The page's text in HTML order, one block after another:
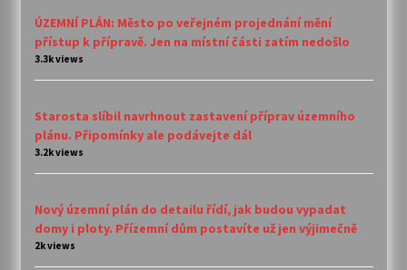
ÚZEMNÍ PLÁN: Město po veřejném projednání mění
přístup k přípravě. Jen na místní části zatím nedošlo
3.3k views
Starosta slíbil navrhnout zastavení příprav územního
plánu. Připomínky ale podávejte dál
3.2k views
Nový územní plán do detailu řídí, jak budou vypadat
domy i ploty. Přízemní dům postavíte už jen výjimečně
2k views